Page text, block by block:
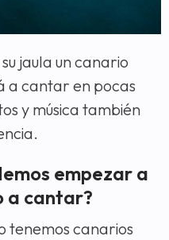
jaula un canario
a cantar en pocas
y música también
empezar a
a cantar?
tenemos canarios